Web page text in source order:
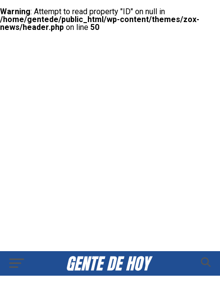
Warning: Attempt to read property "ID" on null in
/home/gentede/public_html/wp-content/themes/zox-
news/header.php on line 50